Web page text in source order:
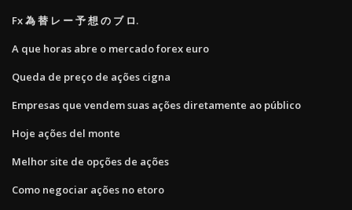
Fx 為 替 レ ー 予 想 の ブ ロ.
A que horas abre o mercado forex euro
Queda de preço de ações cigna
Empresas que vendem suas ações diretamente ao público
Hoje ações del monte
Melhor site de opções de ações
Como negociar ações no etoro